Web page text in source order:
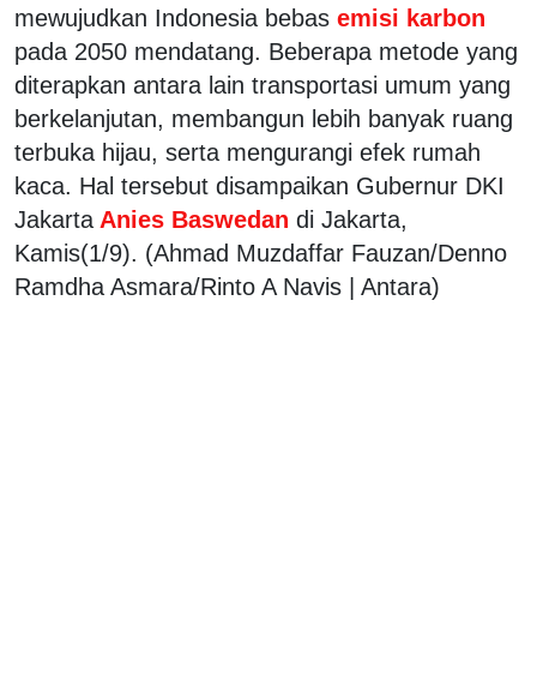
mewujudkan Indonesia bebas emisi karbon
pada 2050 mendatang. Beberapa metode yang
diterapkan antara lain transportasi umum yang
berkelanjutan, membangun lebih banyak ruang
terbuka hijau, serta mengurangi efek rumah
kaca. Hal tersebut disampaikan Gubernur DKI
Jakarta Anies Baswedan di Jakarta,
Kamis(1/9). (Ahmad Muzdaffar Fauzan/Denno
Ramdha Asmara/Rinto A Navis | Antara)